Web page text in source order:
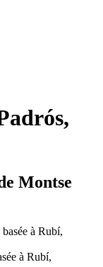
Montse
à Rubí,